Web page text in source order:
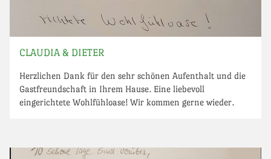
CLAUDIA & DIETER
Herzlichen Dank für den sehr schönen Aufenthalt und die
Gastfreundschaft in Ihrem Hause. Eine liebevoll
eingerichtete Wohlfühloase! Wir kommen gerne wieder.